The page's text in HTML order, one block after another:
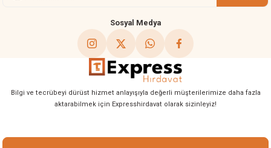
Sosyal Medya
Bilgi ve tecrübeyi dürüst hizmet anlayışıyla değerli müşterilerimize daha fazla
aktarabilmek için Expresshirdavat olarak sizinleyiz!